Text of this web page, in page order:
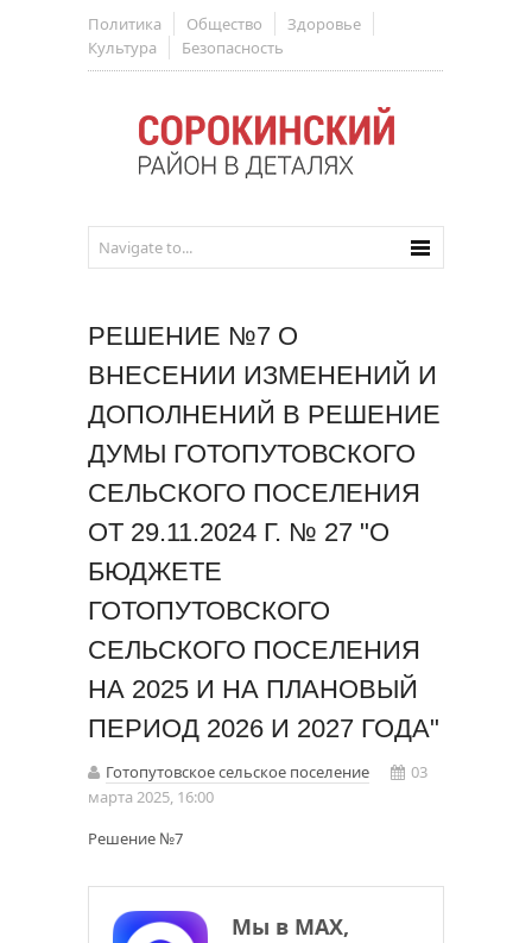
Политика Общество
Здоровье
Культура
Безопасность
РЕШЕНИЕ №7 О
ВНЕСЕНИИ ИЗМЕНЕНИЙ И
ДОПОЛНЕНИЙ В РЕШЕНИЕ
ДУМЫ ГОТОПУТОВСКОГО
СЕЛЬСКОГО ПОСЕЛЕНИЯ
ОТ 29.11.2024 Г. № 27 "О
БЮДЖЕТЕ
ГОТОПУТОВСКОГО
СЕЛЬСКОГО ПОСЕЛЕНИЯ
НА 2025 И НА ПЛАНОВЫЙ
ПЕРИОД 2026 И 2027 ГОДА"
Готопутовское сельское поселение
03
марта 2025, 16:00
Решение №7
Мы в МАХ,